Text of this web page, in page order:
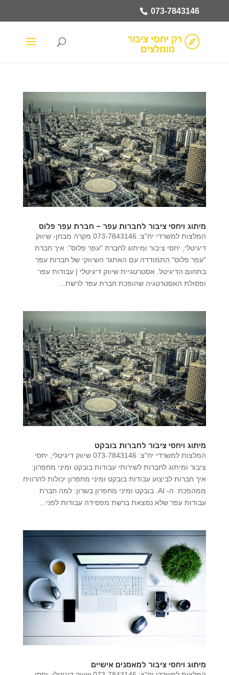
073-7843146
מיתוג ויחסי ציבור לחברות עפר – חברת עפר פלוס
המלצות למשרדי יח"צ: 073-7843146 מקרה מבחן- שיווק
דיגיטלי, יחסי ציבור ומיתוג לחברת "עפר פלוס": איך חברת
"עפר פלוס" התמודדה עם האתגר השיווקי של חברות עפר
בתחום הדיגיטל. אסטרטגיית שיווק דיגיטלי | עבודות עפר
ופסולת האסטרטגיה שהופכת חברת עפר לרשת...
מיתוג ויחסי ציבור לחברות בובקט
המלצות למשרדי יח"צ: 073-7843146 שיווק דיגיטלי, יחסי
ציבור ומיתוג לחברות לשירותי עבודות בובקט ומיני מחפרון:
איך חברות לביצוע עבודות בובקט ומיני מחפרון יכולות להרוויח
ממהפכת ה- AI. בובקט ומיני מחפרון בשרון: למה חברת
עבודות עפר שלא נמצאת ברשת מפסידה עבודות לפני...
מיתוג ויחסי ציבור למאמנים אישיים